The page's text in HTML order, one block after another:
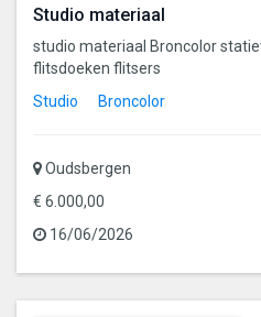
Studio materiaal
studio materiaal Broncolor
flitsdoeken flitsers
Studio
Broncolor
Oudsbergen
€ 6.000,00
16/06/2026